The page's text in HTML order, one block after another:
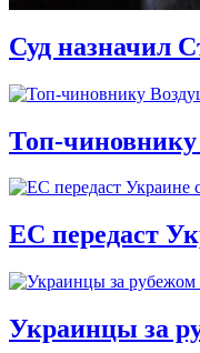
Суд назначил
Топ-чиновнику
ЕС передаст
Украинцы за